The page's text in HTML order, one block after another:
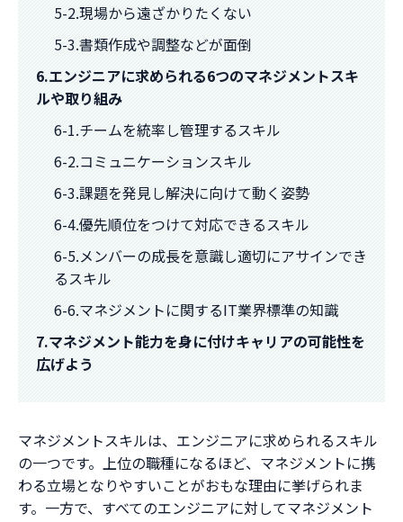
5-2.現場から遠ざかりたくない
5-3.書類作成や調整などが面倒
6.エンジニアに求められる6つのマネジメントスキ
ルや取り組み
6-1.チームを統率し管理するスキル
6-2.コミュニケーションスキル
6-3.課題を発見し解決に向けて動く姿勢
6-4.優先順位をつけて対応できるスキル
6-5.メンバーの成長を意識し適切にアサインでき
るスキル
6-6.マネジメントに関するIT業界標準の知識
7.マネジメント能力を身に付けキャリアの可能性を
広げよう
マネジメントスキルは、エンジニアに求められるスキル
の一つです。上位の職種になるほど、マネジメントに携
わる立場となりやすいことがおもな理由に挙げられま
す。一方で、すべてのエンジニアに対してマネジメント